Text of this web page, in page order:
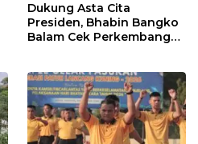
Dukung Asta Cita
Presiden, Bhabin Bangko
Balam Cek Perkembangan